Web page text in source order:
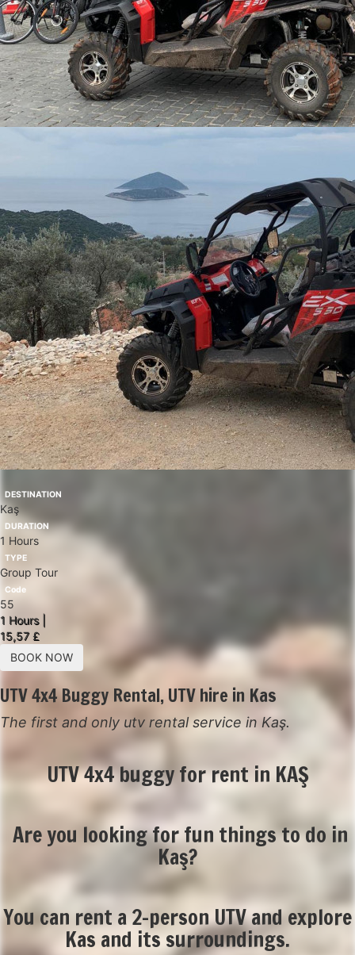
DESTINATION
Kaş
DURATION
1 Hours
TYPE
Group Tour
Code
55
1 Hours |
15,57 £
BOOK NOW
UTV 4x4 Buggy Rental, UTV hire in Kas
The first and only utv rental service in Kaş.
UTV 4x4 buggy for rent in KAŞ
Are you looking for fun things to do in
Kaş?
You can rent a 2-person UTV and explore
Kas and its surroundings.